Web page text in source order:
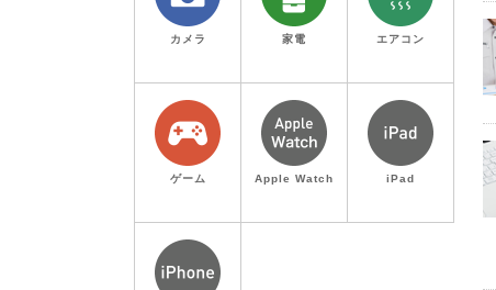
カメラ 家電 エアコン
ゲーム Apple Watch iPad